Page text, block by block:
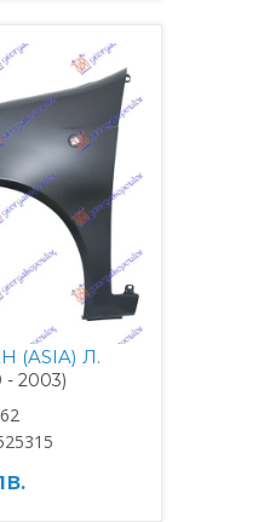
(ASIA) Л.
- 2003)